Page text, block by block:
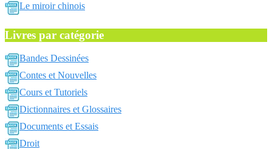
Le miroir chinois
Livres par catégorie
Bandes Dessinées
Contes et Nouvelles
Cours et Tutoriels
Dictionnaires et Glossaires
Documents et Essais
Droit